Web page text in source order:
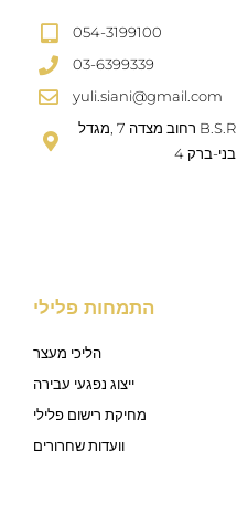
054-3199100
03-6399339
yuli.siani@gmail.com
רחוב מצדה 7 ,מגדל B.S.R
4 בני-ברק
התמחות פלילי
הליכי מעצר
ייצוג נפגעי עבירה
מחיקת רישום פלילי
וועדות שחרורים